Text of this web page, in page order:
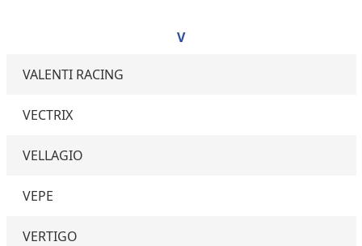
V
VALENTI RACING
VECTRIX
VELLAGIO
VEPE
VERTIGO